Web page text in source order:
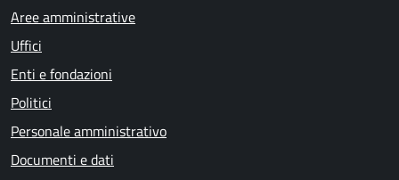
Aree amministrative
Uffici
Enti e fondazioni
Politici
Personale amministrativo
Documenti e dati